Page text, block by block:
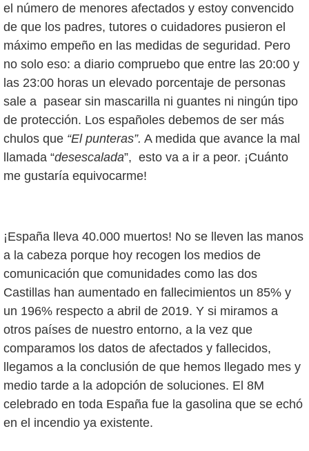
el número de menores afectados y estoy convencido
de que los padres, tutores o cuidadores pusieron el
máximo empeño en las medidas de seguridad. Pero
no solo eso: a diario compruebo que entre las 20:00 y
las 23:00 horas un elevado porcentaje de personas
sale a pasear sin mascarilla ni guantes ni ningún tipo
de protección. Los españoles debemos de ser más
chulos que “El punteras”. A medida que avance la mal
llamada “desescalada”, esto va a ir a peor. ¡Cuánto
me gustaría equivocarme!
¡España lleva 40.000 muertos! No se lleven las manos
a la cabeza porque hoy recogen los medios de
comunicación que comunidades como las dos
Castillas han aumentado en fallecimientos un 85% y
un 196% respecto a abril de 2019. Y si miramos a
otros países de nuestro entorno, a la vez que
comparamos los datos de afectados y fallecidos,
llegamos a la conclusión de que hemos llegado mes y
medio tarde a la adopción de soluciones. El 8M
celebrado en toda España fue la gasolina que se echó
en el incendio ya existente.